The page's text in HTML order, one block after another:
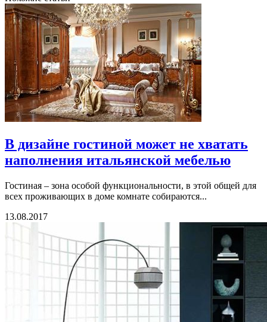
В дизайне гостиной может не хватать
наполнения итальянской мебелью
Гостиная – зона особой функциональности, в этой общей для
всех проживающих в доме комнате собираются...
13.08.2017